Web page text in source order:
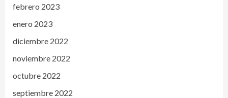
febrero 2023
enero 2023
diciembre 2022
noviembre 2022
octubre 2022
septiembre 2022